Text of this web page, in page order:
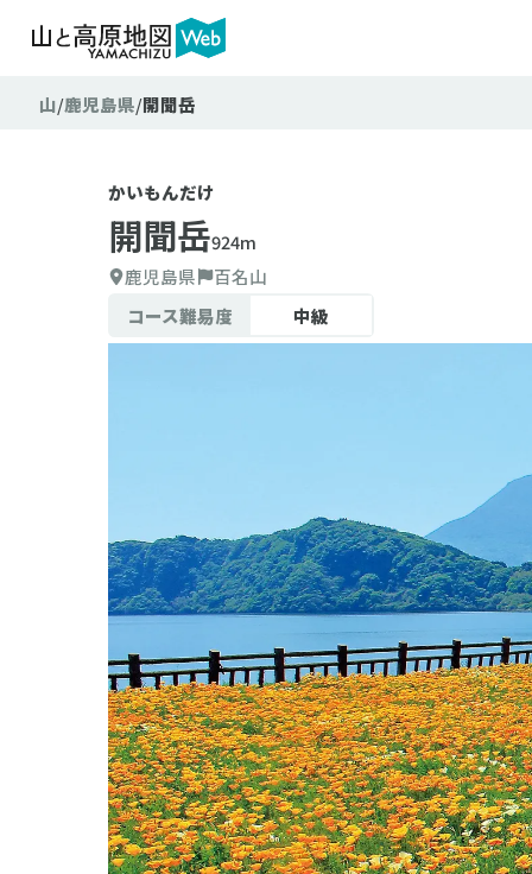
山 鹿児島県 開聞岳
かいもんだけ
開聞岳924m
鹿児島県
百名山
コース難易度
中級